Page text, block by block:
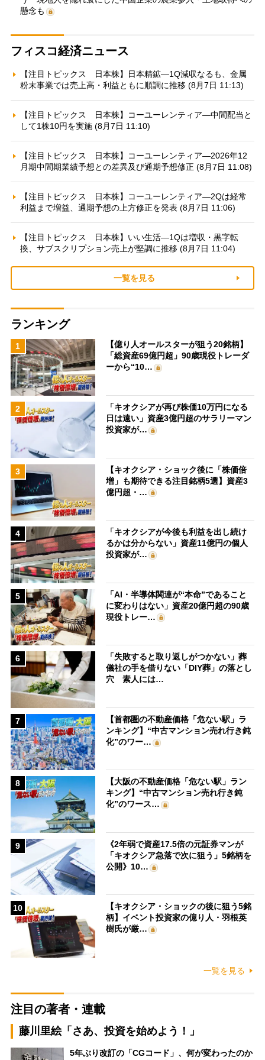
懸念も
フィスコ経済ニュース
【注目トピックス 日本株】日本精鉱—1Q減収なるも、金属
粉末事業では売上高・利益ともに順調に推移 (8月7日 11:13)
【注目トピックス 日本株】コーユーレンティア—中間配当と
して1株10円を実施 (8月7日 11:10)
【注目トピックス 日本株】コーユーレンティア—2026年12
月期中間期業績予想との差異及び通期予想修正 (8月7日 11:08)
【注目トピックス 日本株】コーユーレンティア—2Qは経常
利益まで増益、通期予想の上方修正を発表 (8月7日 11:06)
【注目トピックス 日本株】いい生活—1Qは増収・黒字転
換、サブスクリプション売上が堅調に推移 (8月7日 11:04)
一覧を見る
ランキング
1
【億り人オールスターが狙う20銘柄】
「総資産69億円超」90歳現役トレーダ
ーから“10…
2
「キオクシアが再び株価10万円になる
日は遠い」資産3億円超のサラリーマン
投資家が…
3
【キオクシア・ショック後に「株価倍
増」も期待できる注目銘柄5選】資産3
億円超・…
4
「キオクシアが今後も利益を出し続け
るかは分からない」資産11億円の個人
投資家が…
5
「AI・半導体関連が“本命”であること
に変わりはない」資産20億円超の90歳
現役トレー…
6
「失敗すると取り返しがつかない」葬
儀社の手を借りない「DIY葬」の落とし
穴 素人には…
7
【首都圏の不動産価格「危ない駅」ラ
ンキング】“中古マンション売れ行き鈍
化”のワー…
8
【大阪の不動産価格「危ない駅」ラン
キング】“中古マンション売れ行き鈍
化”のワース…
9
《2年弱で資産17.5倍の元証券マンが
「キオクシア急落で次に狙う」5銘柄を
公開》10…
10
【キオクシア・ショックの後に狙う5銘
柄】イベント投資家の億り人・羽根英
樹氏が厳…
一覧を見る
注目の著者・連載
藤川里絵「さあ、投資を始めよう！」
5年ぶり改訂の「CGコード」、何が変わったのか